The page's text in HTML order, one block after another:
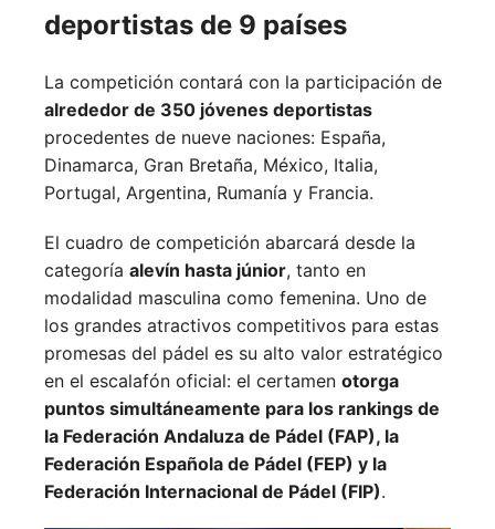
deportistas de 9 países
La competición contará con la participación de
alrededor de 350 jóvenes deportistas
procedentes de nueve naciones: España,
Dinamarca, Gran Bretaña, México, Italia,
Portugal, Argentina, Rumanía y Francia.
El cuadro de competición abarcará desde la
categoría alevín hasta júnior, tanto en
modalidad masculina como femenina. Uno de
los grandes atractivos competitivos para estas
promesas del pádel es su alto valor estratégico
en el escalafón oficial: el certamen otorga
puntos simultáneamente para los rankings de
la Federación Andaluza de Pádel (FAP), la
Federación Española de Pádel (FEP) y la
Federación Internacional de Pádel (FIP).